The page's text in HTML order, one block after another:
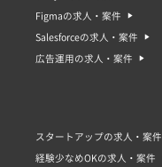
Figmaの求人・案件
Salesforceの求人・案件
広告運用の求人・案件
スタートアップの求人・案件
経験少なめOKの求人・案件